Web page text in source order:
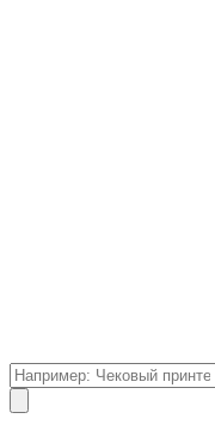
Поиск
товаров